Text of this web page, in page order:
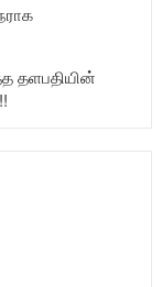
தளபதியின்